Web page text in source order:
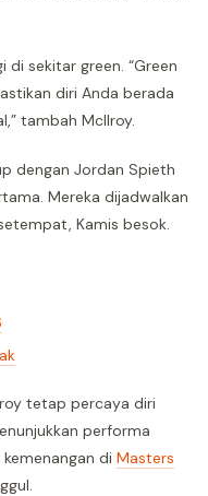
sekitar green. “Green
diri Anda berada
tambah McIlroy.
dengan Jordan Spieth
Mereka dijadwalkan
Kamis besok.
tetap percaya diri
performa
di Masters